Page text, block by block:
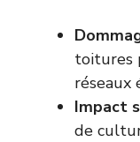
toitures
réseaux
Impact
de